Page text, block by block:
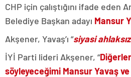
CHP için çalıştığını ifade eden
Belediye Başkan adayı Mansur
Akşener, Yavaş’ı “siyasi
İYİ Parti lideri Akşener, “
söyleyeceğimi Mansur Yavaş